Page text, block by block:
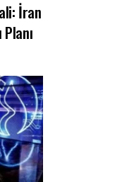
İran